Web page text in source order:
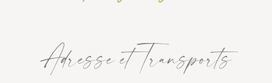
Adresse et Transports